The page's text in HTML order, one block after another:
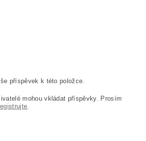
příspěvek k této položce.
mohou vkládat příspěvky. Prosím